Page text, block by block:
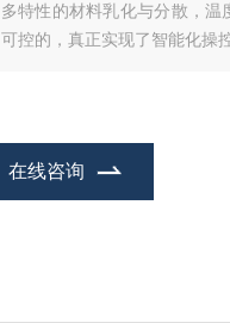
多特性的材料乳化与分散，
可控的，真正实现了智能化操控
在线咨询